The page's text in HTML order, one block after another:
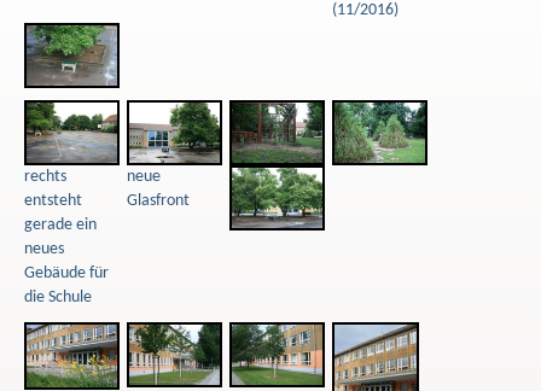
(11/2016)
rechts
entsteht
gerade ein
neues
Gebäude für
die Schule
neue
Glasfront